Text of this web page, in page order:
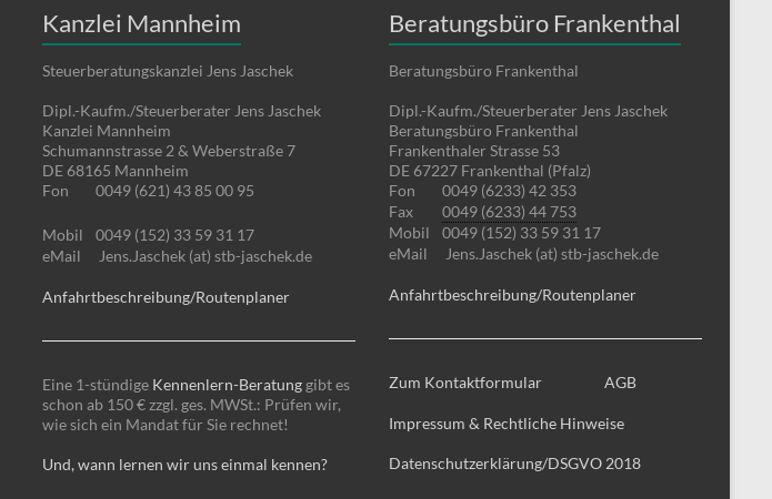
Kanzlei Mannheim
Steuerberatungskanzlei Jens Jaschek
Dipl.-Kaufm./Steuerberater Jens Jaschek
Kanzlei Mannheim
Schumannstrasse 2 & Weberstraße 7
DE 68165 Mannheim
Fon
0049 (621) 43 85 00 95
Mobil
0049 (152) 33 59 31 17
eMail
Jens.Jaschek (at) stb-jaschek.de
Anfahrtbeschreibung/Routenplaner
Eine 1-stündige Kennenlern-Beratung gibt es
schon ab 150 € zzgl. ges. MWSt.: Prüfen wir,
wie sich ein Mandat für Sie rechnet!
Und, wann lernen wir uns einmal kennen?
Beratungsbüro Frankenthal
Beratungsbüro Frankenthal
Dipl.-Kaufm./Steuerberater Jens Jaschek
Beratungsbüro Frankenthal
Frankenthaler Strasse 53
DE 67227 Frankenthal (Pfalz)
Fon
0049 (6233) 42 353
Fax
0049 (6233) 44 753
Mobil
0049 (152) 33 59 31 17
eMail
Jens.Jaschek (at) stb-jaschek.de
Anfahrtbeschreibung/Routenplaner
Zum Kontaktformular AGB
Impressum & Rechtliche Hinweise
Datenschutzerklärung/DSGVO 2018